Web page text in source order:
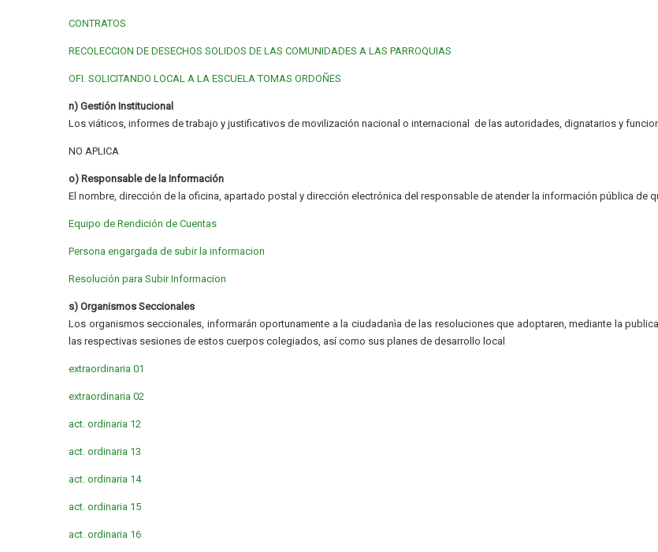
CONTRATOS
RECOLECCION DE DESECHOS SOLIDOS DE LAS COMUNIDADES A LAS PARROQUIAS
OFI. SOLICITANDO LOCAL A LA ESCUELA TOMAS ORDOÑES
n) Gestión Institucional
Los viáticos, informes de trabajo y justificativos de movilización nacional o internacional de las autoridades, dignatarios y
NO APLICA
o) Responsable de la Información
El nombre, dirección de la oficina, apartado postal y dirección electrónica del responsable de atender la información pública de
Equipo de Rendición de Cuentas
Persona engargada de subir la informacion
Resolución para Subir Informacion
s) Organismos Seccionales
Los organismos seccionales, informarán oportunamente a la ciudadanìa de las resoluciones que adoptaren, mediante la
las respectivas sesiones de estos cuerpos colegiados, así como sus planes de desarrollo local
extraordinaria 01
extraordinaria 02
act. ordinaria 12
act. ordinaria 13
act. ordinaria 14
act. ordinaria 15
act. ordinaria 16